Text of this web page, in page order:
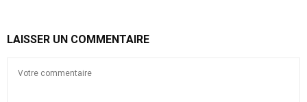
LAISSER UN COMMENTAIRE